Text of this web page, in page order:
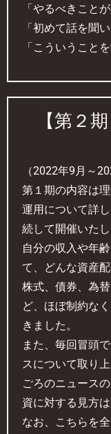
「やるべきこと
「初めて話を聞
「こういうこと
【第２
（2022年9月～
第１期の内容は
運用について詳
続して開催いたし
自分の収入や年
て、どんな資産
株式、債券、為
ど、ほぼ制約な
きました。
また、毎回冒頭
スについて取り
ごろのニュース
資に対する見方
なお、こちらを